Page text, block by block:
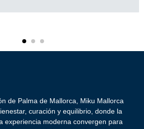
de Palma de Mallorca, Miku Mallorca
curación y equilibrio, donde la
experiencia moderna convergen para